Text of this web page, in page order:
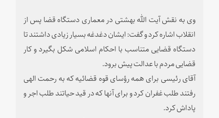
وی به نقش آیت الله بهشتی در معماری دستگاه قضا پس از
انقلاب اشاره کرد و گفت: ایشان دغدغه بسیار زیادی داشتند تا
دستگاه قضایی متناسب با احکام اسلامی شکل بگیرد و کار
قضایی مردم با عدالت پیش برود.
آقای رئیسی برای همه رؤسای قوه قضائیه که به رحمت الهی
رفتند طلب غفران کرد و برای آنها که در قید حیاتند طلب اجر و
پاداش کرد.